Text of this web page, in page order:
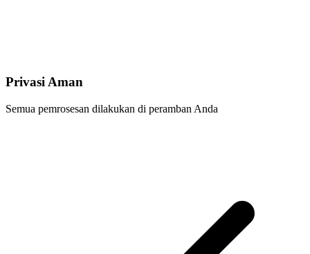
Privasi Aman
Semua pemrosesan dilakukan di peramban Anda